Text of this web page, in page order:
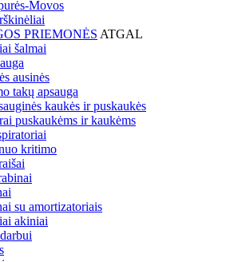
Movos
PRIEMONĖS ATGAL
šalmai
ausinės
takų apsauga
kaukės ir puskaukės
puskaukėms ir kaukėms
kritimo
su amortizatoriais
akiniai